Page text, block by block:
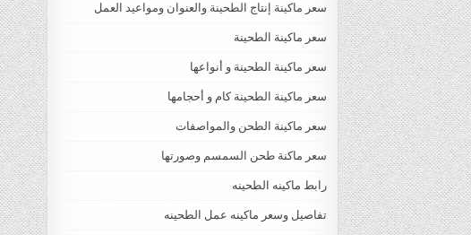
سعر ماكينة إنتاج الطحينة والعنوان ومواعيد العمل
سعر ماكينة الطحينة
سعر ماكينة الطحينة و أنواعها
سعر ماكينة الطحينة كام و أحجامها
سعر ماكينة الطحن والمواصفات
سعر ماكنة طحن السمسم وصورتها
رابط ماكينه الطحينه
تفاصيل وسعر ماكينه عمل الطحينه